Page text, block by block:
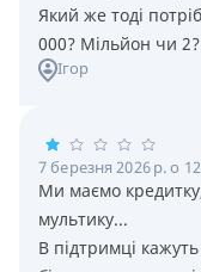
Який же тодi
000? Мiльйон чи 2?
Ігор
7 березня 2026 р. о
Ми маємо
мультику...
В підтримці